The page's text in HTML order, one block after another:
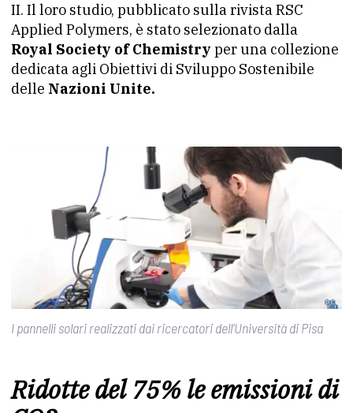
II. Il loro studio, pubblicato sulla rivista RSC
Applied Polymers, è stato selezionato dalla
Royal Society of Chemistry per una collezione
dedicata agli Obiettivi di Sviluppo Sostenibile
delle Nazioni Unite.
I pannelli solari realizzati dai ricercatori dell’Università di Pisa
Ridotte del 75% le emissioni di